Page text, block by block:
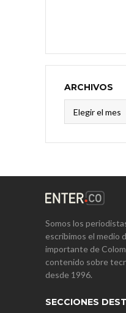
ARCHIVOS
Somos los
escribimos el medio
importante de
contenido sobre
desde 1996.
SECCIONES